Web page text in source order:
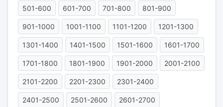
501-600 601-700 701-800 801-900
901-1000 1001-1100 1101-1200 1201-1300
1301-1400 1401-1500 1501-1600 1601-1700
1701-1800 1801-1900 1901-2000 2001-2100
2101-2200 2201-2300 2301-2400
2401-2500 2501-2600 2601-2700